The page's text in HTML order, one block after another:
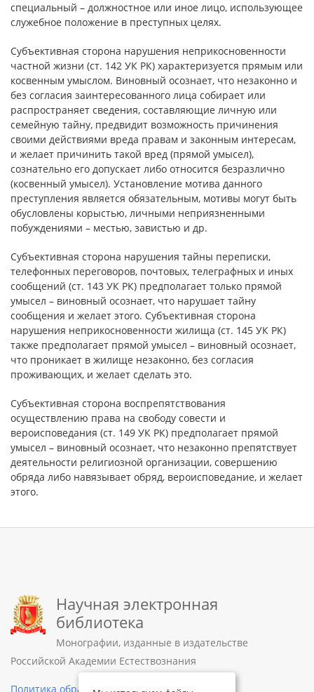
специальный – должностное или иное лицо, использующее
служебное положение в преступных целях.
Субъективная сторона нарушения неприкосновенности
частной жизни (ст. 142 УК РК) характеризуется прямым или
косвенным умыслом. Виновный осознает, что незаконно и
без согласия заинтересованного лица собирает или
распространяет сведения, составляющие личную или
семейную тайну, предвидит возможность причинения
своими действиями вреда правам и законным интересам,
и желает причинить такой вред (прямой умысел),
сознательно его допускает либо относится безразлично
(косвенный умысел). Установление мотива данного
преступления является обязательным, мотивы могут быть
обусловлены корыстью, личными неприязненными
побуждениями – местью, завистью и др.
Субъективная сторона нарушения тайны переписки,
телефонных переговоров, почтовых, телеграфных и иных
сообщений (ст. 143 УК РК) предполагает только прямой
умысел – виновный осознает, что нарушает тайну
сообщения и желает этого. Субъективная сторона
нарушения неприкосновенности жилища (ст. 145 УК РК)
также предполагает прямой умысел – виновный осознает,
что проникает в жилище незаконно, без согласия
проживающих, и желает сделать это.
Субъективная сторона воспрепятствования
осуществлению права на свободу совести и
вероисповедания (ст. 149 УК РК) предполагает прямой
умысел – виновный осознает, что незаконно препятствует
деятельности религиозной организации, совершению
обряда либо навязывает обряд, вероисповедание, и желает
этого.
Научная электронная
библиотека
Монографии, изданные в издательстве
Российской Академии Естествознания
Политика обработки персональных данных